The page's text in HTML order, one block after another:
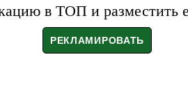
в ТОП и разместить